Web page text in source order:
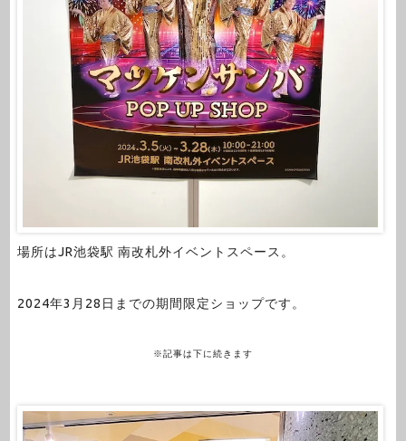
場所はJR池袋駅 南改札外イベントスペース。
2024年3月28日までの期間限定ショップです。
※記事は下に続きます